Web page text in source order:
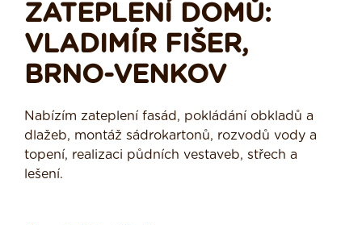
ZATEPLENÍ DOMŮ:
VLADIMÍR FIŠER,
BRNO-VENKOV
Nabízím zateplení fasád, pokládání obkladů a
dlažeb, montáž sádrokartonů, rozvodů vody a
topení, realizaci půdních vestaveb, střech a
lešení.